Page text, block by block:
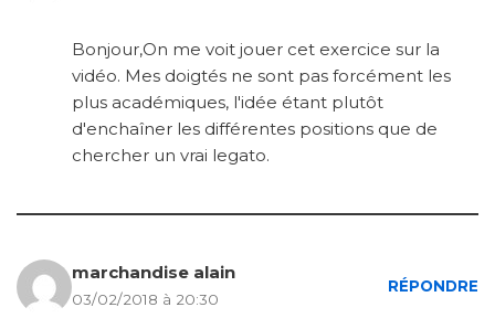
Bonjour,On me voit jouer cet exercice sur la
vidéo. Mes doigtés ne sont pas forcément les
plus académiques, l'idée étant plutôt
d'enchaîner les différentes positions que de
chercher un vrai legato.
marchandise alain
03/02/2018 à 20:30
RÉPONDRE